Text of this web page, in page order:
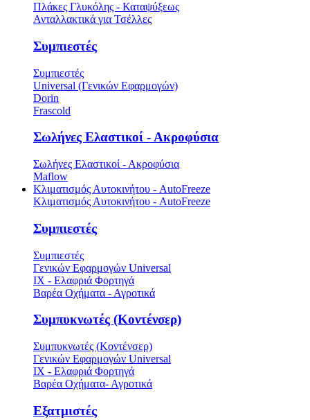
Πλάκες Γλυκόλης - Καταψύξεως
Ανταλλακτικά για Τσέλλες
Συμπιεστές
Συμπιεστές
Universal (Γενικών Εφαρμογών)
Dorin
Frascold
Σωλήνες Ελαστικοί - Ακροφύσια
Σωλήνες Ελαστικοί - Ακροφύσια
Maflow
Κλιματισμός Αυτοκινήτου - AutoFreeze
Κλιματισμός Αυτοκινήτου - AutoFreeze
Συμπιεστές
Συμπιεστές
Γενικών Εφαρμογών Universal
ΙΧ - Ελαφριά Φορτηγά
Βαρέα Οχήματα - Αγροτικά
Συμπυκνωτές (Κοντένσερ)
Συμπυκνωτές (Κοντένσερ)
Γενικών Εφαρμογών Universal
ΙΧ - Ελαφριά Φορτηγά
Βαρέα Οχήματα- Αγροτικά
Εξατμιστές